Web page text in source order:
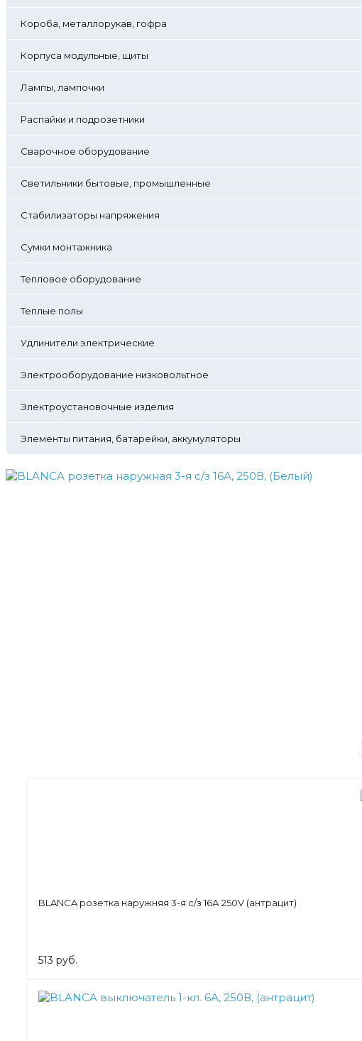
Короба, металлорукав, гофра
Корпуса модульные, щиты
Лампы, лампочки
Распайки и подрозетники
Сварочное оборудование
Светильники бытовые, промышленные
Стабилизаторы напряжения
Сумки монтажника
Тепловое оборудование
Теплые полы
Удлинители электрические
Электрооборудование низковольтное
Электроустановочные изделия
Элементы питания, батарейки, аккумуляторы
BLANCA розетка наружняя 3-я с/з 16А 250V (антрацит)
513 руб.